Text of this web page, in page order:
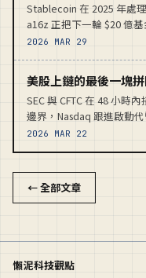
2026 MAR 29
Stablecoin 在 2025 年處
a16z 正把下一輪 $20 億
Multicoin 創辦人已離場。
2026 MAR 22
美股上鏈的最後一塊
SEC 與 CFTC 在 48 小時
邊界，Nasdaq 跟進啟動
為之的政策組合拳——傳統
← 全部文章
懶泥科技觀點